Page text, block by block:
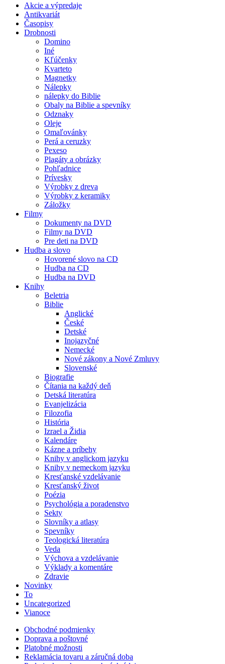
Akcie a výpredaje
Antikvariát
Časopisy
Drobnosti
Domino
Iné
Kľúčenky
Kvarteto
Magnetky
Nálepky
nálepky do Biblie
Obaly na Biblie a spevníky
Odznaky
Oleje
Omaľovánky
Perá a ceruzky
Pexeso
Plagáty a obrázky
Pohľadnice
Prívesky
Výrobky z dreva
Výrobky z keramiky
Záložky
Filmy
Dokumenty na DVD
Filmy na DVD
Pre deti na DVD
Hudba a slovo
Hovorené slovo na CD
Hudba na CD
Hudba na DVD
Knihy
Beletria
Biblie
Anglické
České
Detské
Inojazyčné
Nemecké
Nové zákony a Nové Zmluvy
Slovenské
Biografie
Čítania na každý deň
Detská literatúra
Evanjelizácia
Filozofia
História
Izrael a Židia
Kalendáre
Kázne a príbehy
Knihy v anglickom jazyku
Knihy v nemeckom jazyku
Kresťanské vzdelávanie
Kresťanský život
Poézia
Psychológia a poradenstvo
Sekty
Slovníky a atlasy
Spevníky
Teologická literatúra
Veda
Výchova a vzdelávanie
Výklady a komentáre
Zdravie
Novinky
To
Uncategorized
Vianoce
Obchodné podmienky
Doprava a poštovné
Platobné možnosti
Reklamácia tovaru a záručná doba